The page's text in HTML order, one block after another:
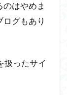
はやめま
グもあり
扱ったサイ